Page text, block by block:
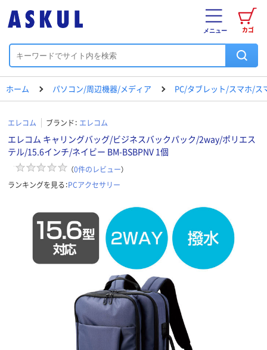
カゴ
メニュー
ホーム パソコン/周辺機器/メディア PC/タブレット/スマホ/ス
エレコム ブランド： エレコム
エレコム キャリングバッグ/ビジネスバックパック/2way/ポリエス
テル/15.6インチ/ネイビー BM-BSBPNV 1個
（0件のレビュー）
ランキングを見る：PCアクセサリー